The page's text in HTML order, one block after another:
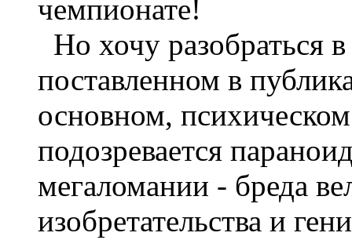
чемпионате!
Но хочу разобраться
поставленном в
основном,
подозревается
мегаломании - бреда
изобретательства и